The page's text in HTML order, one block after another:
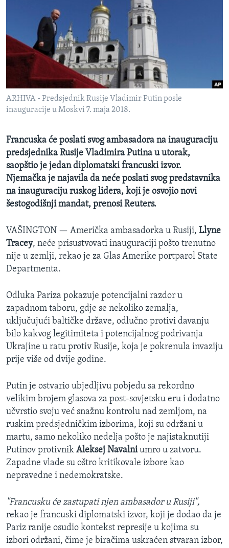
O GLASU AMERIKE
Learning English
PRATITE NAS
ARHIVA - Predsjednik Rusije Vladimir Putin posle
inauguracije u Moskvi 7. maja 2018.
Francuska će poslati svog ambasadora na inauguraciju
predsjednika Rusije Vladimira Putina u utorak,
saopštio je jedan diplomatski francuski izvor.
Njemačka je najavila da neće poslati svog predstavnika
na inauguraciju ruskog lidera, koji je osvojio novi
šestogodišnji mandat, prenosi Reuters.
VAŠINGTON — Američka ambasadorka u Rusiji, Llyne
Tracey, neće prisustvovati inauguraciji pošto trenutno
nije u zemlji, rekao je za Glas Amerike portparol State
Departmenta.
Odluka Pariza pokazuje potencijalni razdor u
zapadnom taboru, gdje se nekoliko zemalja,
uključujući baltičke države, odlučno protivi davanju
bilo kakvog legitimiteta i potencijalnog podrivanja
Ukrajine u ratu protiv Rusije, koja je pokrenula invaziju
prije više od dvije godine.
Putin je ostvario ubjedljivu pobjedu sa rekordno
velikim brojem glasova za post-sovjetsku eru i dodatno
učvrstio svoju već snažnu kontrolu nad zemljom, na
ruskim predsjedničkim izborima, koji su održani u
martu, samo nekoliko nedelja pošto je najistaknutiji
Putinov protivnik Aleksej Navalniumro u zatvoru.
Zapadne vlade su oštro kritikovale izbore kao
nepravedne i nedemokratske.
"Francusku će zastupati njen ambasador u Rusiji",
rekao je francuski diplomatski izvor, koji je dodao da je
Pariz ranije osudio kontekst represije u kojima su
izbori održani, čime je biračima uskraćen stvaran izbor,